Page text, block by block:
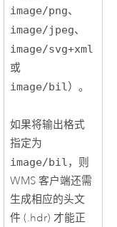
image/png、
image/jpeg、
image/svg+xml
或
image/bil）。
如果将输出格式
指定为
image/bil，则
WMS 客户端还需
生成相应的头文
件 (.hdr) 才能正